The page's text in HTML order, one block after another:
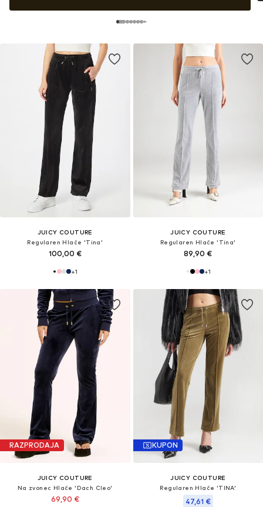
JUICY COUTURE
Regularen Hlače 'Tina'
100,00 €
+1
JUICY COUTURE
Regularen Hlače 'Tina'
89,90 €
+1
RAZPRODAJA
JUICY COUTURE
Na zvonec Hlače 'Dach Cleo'
69,90 €
KUPON
JUICY COUTURE
Regularen Hlače 'TINA'
47,61 €